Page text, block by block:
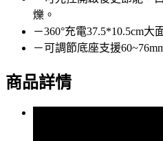
爍。
－360°充電37.5*10.5cm大
－可調節底座支援
商品詳情